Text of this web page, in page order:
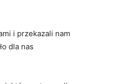
​i‌ przekazali nam
dla nas⁢